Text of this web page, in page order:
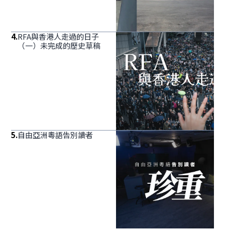
4.RFA與香港人走過的日子
（一）未完成的歷史草稿
5.自由亞洲粵語告別讀者